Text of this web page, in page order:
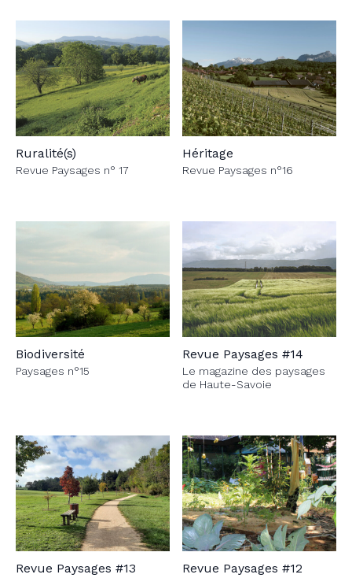
Ruralité(s)
Revue Paysages n° 17
Héritage
Revue Paysages n°16
Biodiversité
Paysages n°15
Revue Paysages #14
Le magazine des paysages
de Haute-Savoie
Revue Paysages #13 Revue Paysages #12